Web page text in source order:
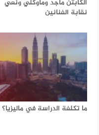
الكابتن ماجد وماوكلي ونعي
نقابة الفنانين
ما تكلفة الدراسة في ماليزيا؟